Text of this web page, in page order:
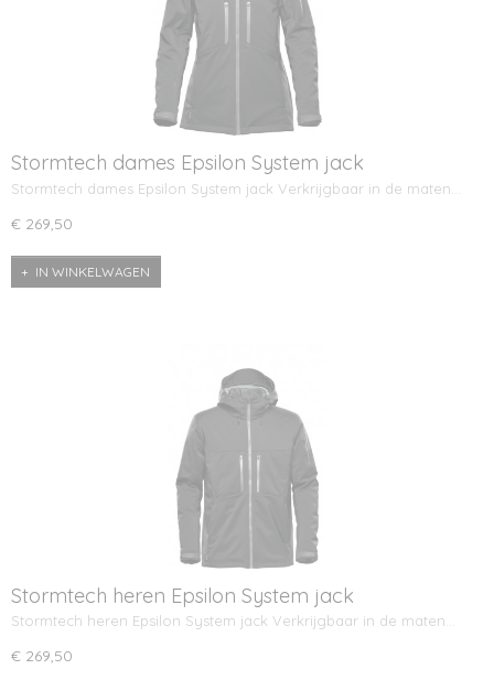
Stormtech dames Epsilon System jack
Stormtech dames Epsilon System jack Verkrijgbaar in de maten…
€ 269,50
IN WINKELWAGEN
Stormtech heren Epsilon System jack
Stormtech heren Epsilon System jack Verkrijgbaar in de maten…
€ 269,50